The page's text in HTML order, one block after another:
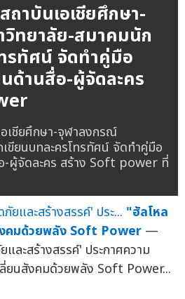
าบันเอเชียศึกษา-
ทยาลัย-สมาคมนัก
รทัศน์ จัดทำคู่มือ
ด้านสื่อ-ผู้จัดละคร
เชียศึกษา-จุฬาลงกรณ์
ขียนบทละครโทรทัศน์ จัดทำคู่มือ
-ผู้จัดละคร สร้าง Soft power ที่
"ฮัลโหล
คมด้วยพลัง Soft Power —
ะสร้างสรรค์' ประกาศความ
ลี่ยนสังคมด้วยพลัง Soft Power...